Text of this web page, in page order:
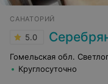
САНАТОРИЙ
5.0
Гомельская обл.
Круглосуточно